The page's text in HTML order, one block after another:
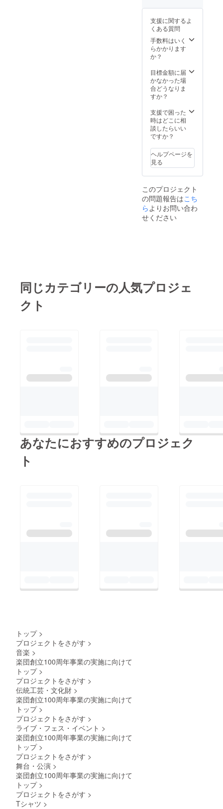
す。）
ロビー
でご来
場者の
お迎え
見送り
当日は
専属の
秘書が
す。
13代：
三宅孝
典
（2016
年 - ）
14代：
（2018
年 - ）
別演奏
（2018
年12月6
日） ・
Shion再
彬良
×Osaka
Shion
tra（20
20年7月
12日）
支援に関するよ
くある質問
手数料はいく
らかかります
か？
目標金額に届
かなかった場
合どうなりま
すか？
支援で困った
時はどこに相
談したらいい
ですか？
ヘルプページを
見る
このプロジェクト
の問題報告はこち
らよりお問い合わ
せください
同じカテゴリーの人気プロジェ
クト
あなたにおすすめのプロジェク
ト
トップ >
プロジェクトをさがす >
音楽 >
楽団創立100周年事業の実施に向けて
トップ >
プロジェクトをさがす >
伝統工芸・文化財 >
楽団創立100周年事業の実施に向けて
トップ >
プロジェクトをさがす >
ライブ・フェス・イベント >
楽団創立100周年事業の実施に向けて
トップ >
プロジェクトをさがす >
舞台・公演 >
楽団創立100周年事業の実施に向けて
トップ >
プロジェクトをさがす >
Tシャツ >